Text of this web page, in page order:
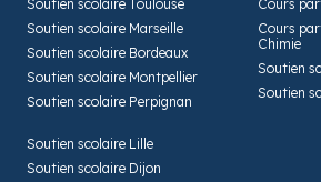
Soutien scolaire Toulouse
Soutien scolaire Marseille
Soutien scolaire Bordeaux
Soutien scolaire Montpellier
Soutien scolaire Perpignan
Cours
Cours
Chimie
Soutien
Soutien
Soutien scolaire Lille
Soutien scolaire Dijon